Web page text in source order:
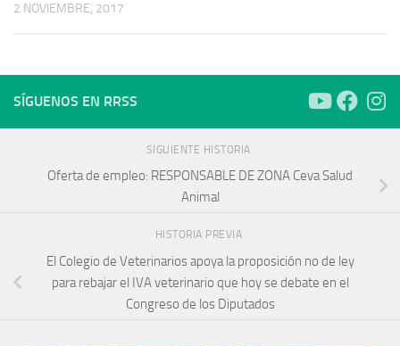
2 NOVIEMBRE, 2017
SÍGUENOS EN RRSS
SIGUIENTE HISTORIA
Oferta de empleo: RESPONSABLE DE ZONA Ceva Salud
Animal
HISTORIA PREVIA
El Colegio de Veterinarios apoya la proposición no de ley
para rebajar el IVA veterinario que hoy se debate en el
Congreso de los Diputados